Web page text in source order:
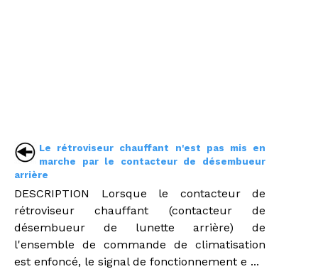
Le rétroviseur chauffant n'est pas mis en
marche par le contacteur de désembueur
arrière
DESCRIPTION Lorsque le contacteur de
rétroviseur chauffant (contacteur de
désembueur de lunette arrière) de
l'ensemble de commande de climatisation
est enfoncé, le signal de fonctionnement e ...